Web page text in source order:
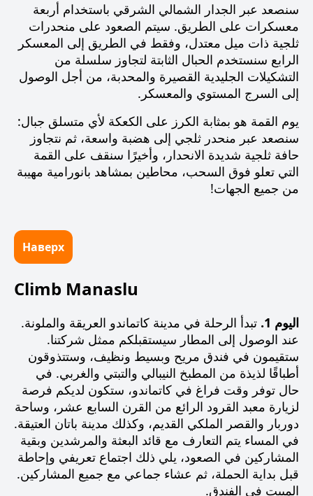
سنصعد عبر الجدار الشمالي الشرقي باستخدام أربعة
معسكرات على الطريق. سيتم الصعود على منحدرات
ثلجية ذات ميل معتدل، وفقط في الطريق إلى المعسكر
الرابع سنستخدم الحبال الثابتة لتجاوز سلسلة من
التشكيلات الجليدية القصيرة والمحدبة، من أجل الوصول
إلى السرج المستوي والمعسكر.
يوم القمة هو بمثابة الكرز على الكعكة لأي متسلق جبال:
سنصعد عبر منحدر ثلجي إلى هضبة واسعة، ثم نتجاوز
حافة ثلجية شديدة الانحدار، وأخيرًا سنقف على القمة
التي تعلو فوق السحب، محاطين بمشاهد بانورامية مهيبة
من جميع الجهات!
Наверх
Climb Manaslu
اليوم 1.
تبدأ الرحلة في مدينة كاتماندو العريقة والملونة.
عند الوصول إلى المطار سيستقبلكم ممثل شركتنا.
ستقيمون في فندق مريح وبسيط ونظيف، وستتذوقون
أطباقًا لذيذة من المطبخ النيبالي والتبتي والغربي. في
حال توفر وقت فراغ في كاتماندو، ستكون لديكم فرصة
لزيارة معبد القرود الرائع من القرن السابع عشر، وساحة
دوربار والقصر الملكي القديم، وكذلك مدينة باتان العتيقة.
في المساء يتم التعارف مع قائد البعثة والمرشدين وبقية
المشاركين في الصعود، يلي ذلك اجتماع تعريفي وإحاطة
قبل بداية الحملة، ثم عشاء جماعي مع جميع المشاركين.
المبيت في الفندق.